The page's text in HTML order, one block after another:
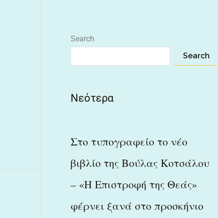
Search
Search
Νεότερα
Στο τυπογραφείο το νέο
βιβλίο της Βούλας Κοτσάλου
– «Η Επιστροφή της Θεάς»
φέρνει ξανά στο προσκήνιο